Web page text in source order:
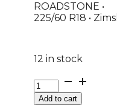
ROADSTONE •
225/60 R18 •
12 in stock
GUMA
ROADSTONE
*M+S
Add to cart